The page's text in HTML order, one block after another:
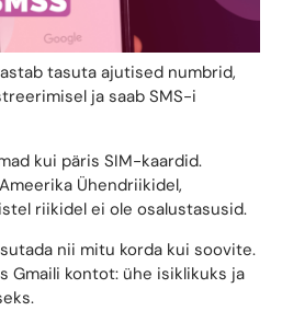
tasuta ajutised numbrid,
ja saab SMS-i
kui päris SIM-kaardid.
Ühendriikidel,
riikidel ei ole osalustasusid.
nii mitu korda kui soovite.
Gmaili kontot: ühe isiklikuks ja